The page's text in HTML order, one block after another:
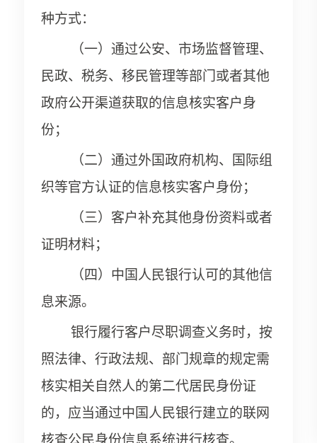
种方式：
（一）通过公安、市场监督管理、
民政、税务、移民管理等部门或者其他
政府公开渠道获取的信息核实客户身
份；
（二）通过外国政府机构、国际组
织等官方认证的信息核实客户身份；
（三）客户补充其他身份资料或者
证明材料；
（四）中国人民银行认可的其他信
息来源。
银行履行客户尽职调查义务时，按
照法律、行政法规、部门规章的规定需
核实相关自然人的第二代居民身份证
的，应当通过中国人民银行建立的联网
核查公民身份信息系统进行核查。